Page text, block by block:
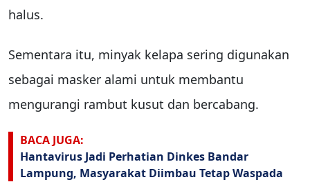
halus.
Sementara itu, minyak kelapa sering digunakan
sebagai masker alami untuk membantu
mengurangi rambut kusut dan bercabang.
BACA JUGA:
Hantavirus Jadi Perhatian Dinkes Bandar
Lampung, Masyarakat Diimbau Tetap Waspada